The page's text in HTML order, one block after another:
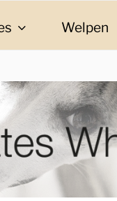
Informationen
Welpen